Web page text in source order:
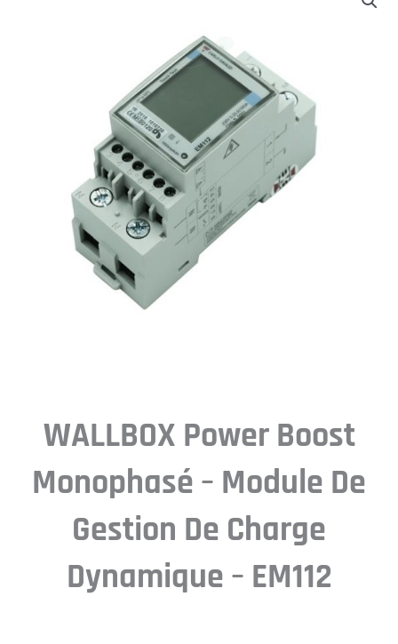
WALLBOX Power Boost
Monophasé – Module De
Gestion De Charge
Dynamique – EM112